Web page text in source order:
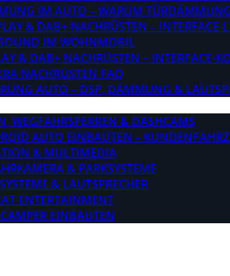
IM AUTO – WARUM
& DAB+ NACHRÜSTEN –
IM WOHNMOBIL
& DAB+ NACHRÜSTEN – INTERFACE-
NACHRÜSTEN FAQ
AUTO – DSP, DÄMMUNG &
WEGFAHRSPERREN & DASHCAMS
AUTO EINBAUTEN –
& MULTIMEDIA
& PARKSYSTEME
& LAUTSPRECHER
ENTERTAINMENT
EINBAUTEN